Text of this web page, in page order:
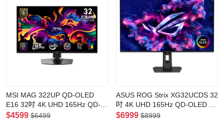
MSI MAG 322UP QD-OLED
E16 32吋 4K UHD 165Hz QD-
OLED 電競顯示器
$4599 $6499
ASUS ROG Strix XG32UCDS 32
吋 4K UHD 165Hz QD-OLED 電
競顯示器
$6999 $8999